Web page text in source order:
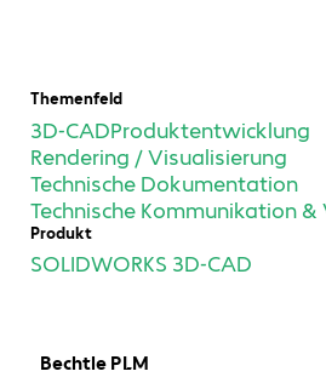
Themenfeld
3D-CADProduktentwicklung
Rendering / Visualisierung
Technische Dokumentation
Technische Kommunikation &
Produkt
SOLIDWORKS 3D-CAD
Bechtle PLM